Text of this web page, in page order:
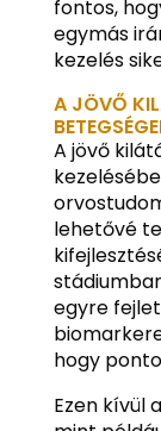
fontos,
egymás
kezelés
A JÖVŐ
A jövő
lehetővé
egyre
hogy
Ezen kívül